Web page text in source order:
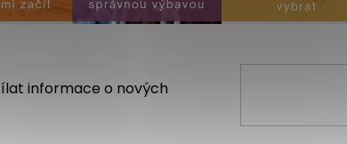
informace o nových